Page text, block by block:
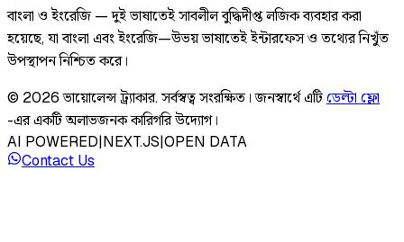
বাংলা ও ইংরেজি — দুই ভাষাতেই সাবলীল বুদ্ধিদীপ্ত লজিক ব্যবহার করা
হয়েছে, যা বাংলা এবং ইংরেজি—উভয় ভাষাতেই ইন্টারফেস ও তথ্যের নিখুঁত
উপস্থাপন নিশ্চিত করে।
© 2026 ভায়োলেন্স ট্র্যাকার.সর্বস্বত্ব সংরক্ষিত। জনস্বার্থে এটিডেল্টা ফ্লো
-এর একটি অলাভজনক কারিগরি উদ্যোগ।
AI POWERED|NEXT.JS|OPEN DATA
Contact Us